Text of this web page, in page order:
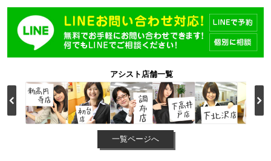
アシスト店舗一覧
一覧ページへ